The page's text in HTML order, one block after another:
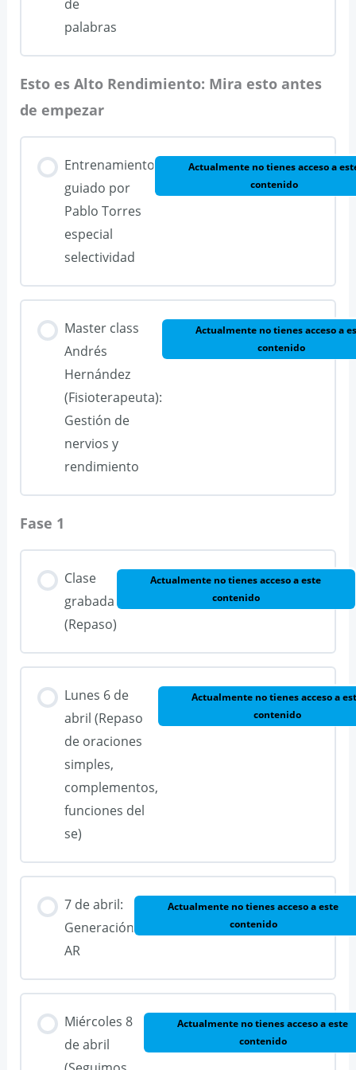
Práctica oraciones simples 4
Práctica básica 1 de oraciones compuestas
Práctica básica 2 de oraciones compuestas
Práctica oraciones compuestas 2
Práctica oraciones compuestas 3
de
palabras
Esto es Alto Rendimiento: Mira esto antes
de empezar
Entrenamiento
guiado por
Pablo Torres
especial
selectividad
Actualmente no tienes acceso a
contenido
Master class
Andrés
Hernández
(Fisioterapeuta):
Gestión de
nervios y
rendimiento
Actualmente no tienes acceso a
contenido
Fase 1
Clase
grabada
(Repaso)
Actualmente no tienes acceso a este
contenido
Lunes 6 de
abril (Repaso
de oraciones
simples,
complementos,
funciones del
se)
Actualmente no tienes acceso a
contenido
7 de abril:
Generación
AR
Actualmente no tienes acceso a este
contenido
Miércoles 8
de abril
Actualmente no tienes acceso a este
contenido